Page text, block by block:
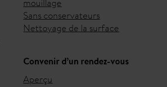
mouillage
Sans conservateurs
Nettoyage de la surface
Convenir d’un rendez-vous
Aperçu